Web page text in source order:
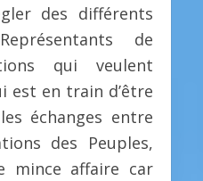
des différents
de
qui veulent
est en train d’être
échanges entre
des Peuples,
mince affaire car